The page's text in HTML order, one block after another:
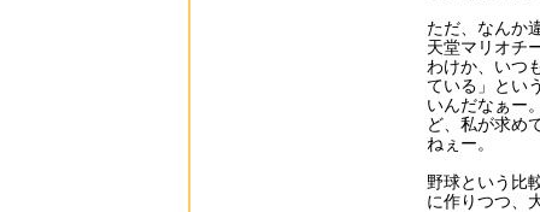
ただ、なんか
天堂マリオチ
わけか、いつ
ている」とい
いんだなぁー
ど、私が求め
ねぇー。
野球という比
に作りつつ、